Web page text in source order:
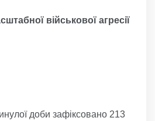
військової агресії
доби зафіксовано 213